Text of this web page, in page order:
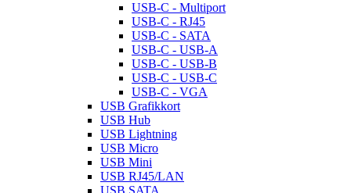
USB-C - Multiport
USB-C - RJ45
USB-C - SATA
USB-C - USB-A
USB-C - USB-B
USB-C - USB-C
USB-C - VGA
USB Grafikkort
USB Hub
USB Lightning
USB Micro
USB Mini
USB RJ45/LAN
USB SATA